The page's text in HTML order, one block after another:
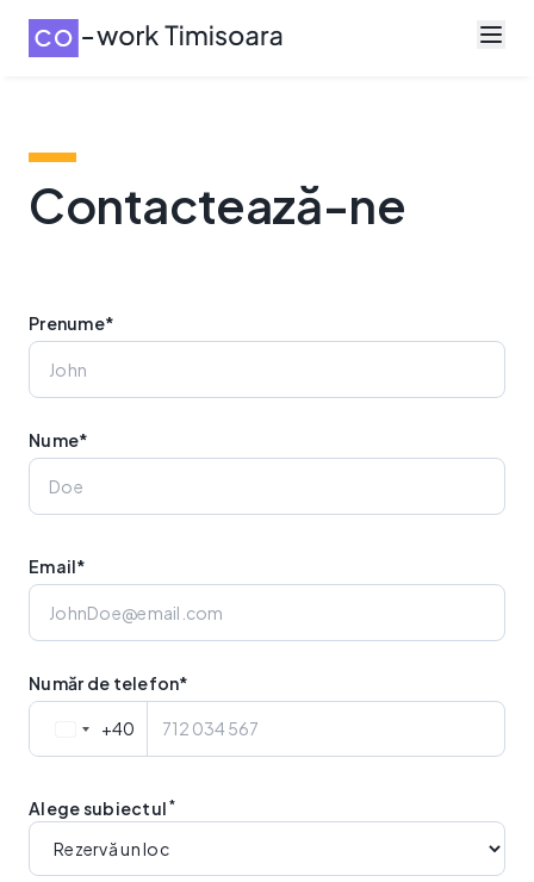
Contactează-ne
Prenume*
Nume*
Email*
Număr de telefon*
+40
Alege subiectul*